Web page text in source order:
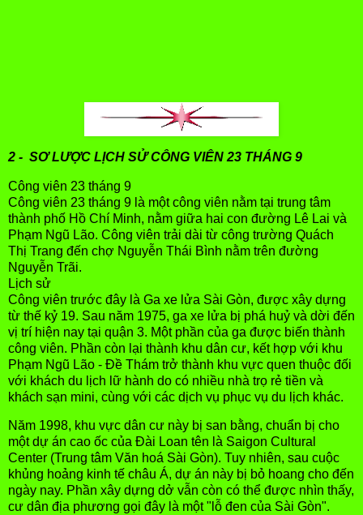
2 - SƠ LƯỢC LỊCH SỬ CÔNG VIÊN 23 THÁNG 9
Công viên 23 tháng 9
Công viên 23 tháng 9 là một công viên nằm tại trung tâm
thành phố Hồ Chí Minh, nằm giữa hai con đường Lê Lai và
Phạm Ngũ Lão. Công viên trải dài từ công trường Quách
Thị Trang đến chợ Nguyễn Thái Bình nằm trên đường
Nguyễn Trãi.
Lịch sử
Công viên trước đây là Ga xe lửa Sài Gòn, được xây dựng
từ thế kỷ 19. Sau năm 1975, ga xe lửa bị phá huỷ và dời đến
vị trí hiện nay tại quận 3. Một phần của ga được biến thành
công viên. Phần còn lại thành khu dân cư, kết hợp với khu
Phạm Ngũ Lão - Đề Thám trở thành khu vực quen thuộc đối
với khách du lịch lữ hành do có nhiều nhà trọ rẻ tiền và
khách sạn mini, cùng với các dịch vụ phục vụ du lịch khác.
Năm 1998, khu vực dân cư này bị san bằng, chuẩn bị cho
một dự án cao ốc của Đài Loan tên là Saigon Cultural
Center (Trung tâm Văn hoá Sài Gòn). Tuy nhiên, sau cuộc
khủng hoảng kinh tế châu Á, dự án này bị bỏ hoang cho đến
ngày nay. Phần xây dựng dở vẫn còn có thể được nhìn thấy,
cư dân địa phương gọi đây là một "lỗ đen của Sài Gòn".